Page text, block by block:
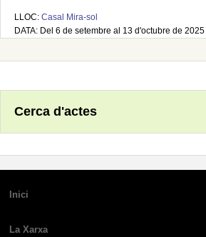
LLOC: Casal Mira-sol
DATA: Del 6 de setembre al 13 d'octubre de 2025
Cerca d'actes
Inici
La Xarxa